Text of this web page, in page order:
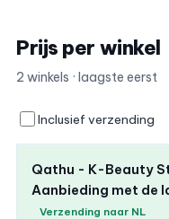
Prijs per winkel
2 winkels · laagste eerst
Inclusief verzending
Qathu - K-Beauty
Aanbieding met de
Verzending naar NL